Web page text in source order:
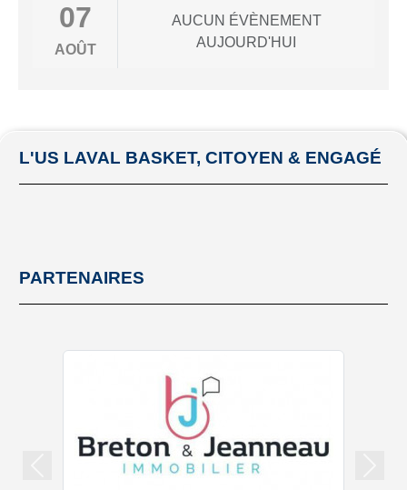
07
AOÛT
AUCUN ÉVÈNEMENT
AUJOURD'HUI
L'US LAVAL BASKET, CITOYEN & ENGAGÉ
PARTENAIRES